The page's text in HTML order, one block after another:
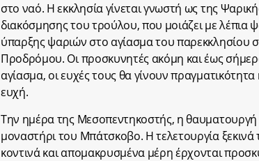
στο ναό. Η εκκλησία γίνεται γνωστή ως της
διακόσμησης του τρούλου, που μοιάζει με
ύπαρξης ψαριών στο αγίασμα του παρεκκλησίου
Προδρόμου. Οι προσκυνητές ακόμη και έως
αγίασμα, οι ευχές τους θα γίνουν
ευχή.
Την ημέρα της Μεσοπεντηκοστής, η θαυματουργή
μοναστήρι του Μπάτσκοβο. Η τελετουργία
κοντινά και απομακρυσμένα μέρη έρχονται